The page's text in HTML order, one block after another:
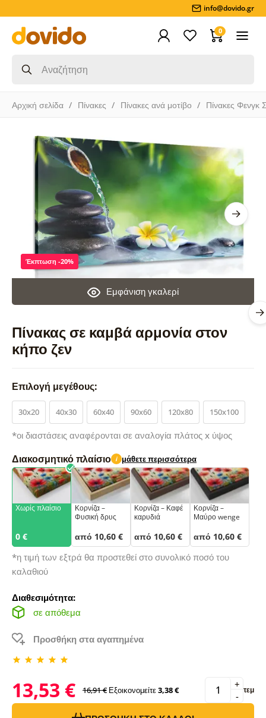
info@dovido.gr
0
Αρχική σελίδα Πίνακες Πίνακες ανά μοτίβο Πίνακες Φενγκ
Πίνακας σε καμβά αρμονία στον
κήπο ζεν
Εμφάνιση γκαλερί
Έκπτωση -20%
Επιλογή μεγέθους:
30x20 40x30 60x40 90x60 120x80 150x100
*οι διαστάσεις αναφέρονται σε αναλογία πλάτος x ύψος
Διακοσμητικό πλαίσιο i μάθετε περισσότερα
Χωρίς πλαίσιο
0 €
Κορνίζα –
Φυσική δρυς
από 10,60 €
Κορνίζα – Καφέ
καρυδιά
από 10,60 €
Κορνίζα –
Μαύρο wenge
από 10,60 €
*η τιμή των εξτρά θα προστεθεί στο συνολικό ποσό του
καλαθιού
Διαθεσιμότητα:
σε απόθεμα
Προσθήκη στα αγαπημένα
13,53 € 16,91 € Εξοικονομείτε3,38 € -
+ τεμ